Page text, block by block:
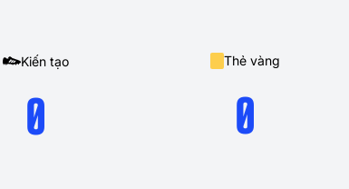
Kiến tạo
0
Thẻ vàng
0